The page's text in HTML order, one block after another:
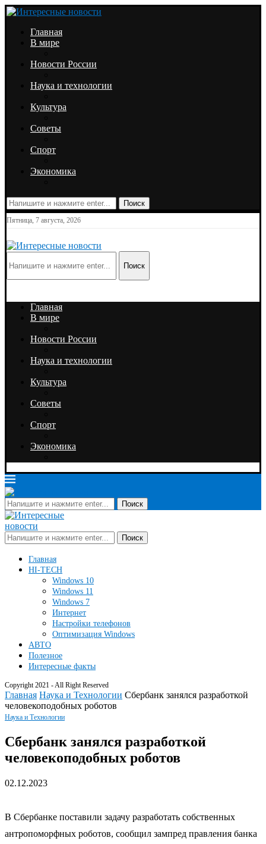
Главная
В мире
Новости России
Наука и технологии
Культура
Советы
Спорт
Экономика
Поиск
Пятница, 7 августа, 2026
Поиск
Главная
В мире
Новости России
Наука и технологии
Культура
Советы
Спорт
Экономика
Поиск
Поиск
Главная
HI-TECH
Windows 10
Windows 11
Windows 7
Интернет
Настройки телефонов
Оптимизация Windows
АВТО
Полезное
Интересные факты
Copyright 2021 - All Right Reserved
Главная Наука и Технологии Сбербанк занялся разработкой
человекоподобных роботов
Наука и Технологии
Сбербанк занялся разработкой
человекоподобных роботов
02.12.2023
В Сбербанке поставили задачу разработать собственных
антропоморфных роботов, сообщил зампред правления банка